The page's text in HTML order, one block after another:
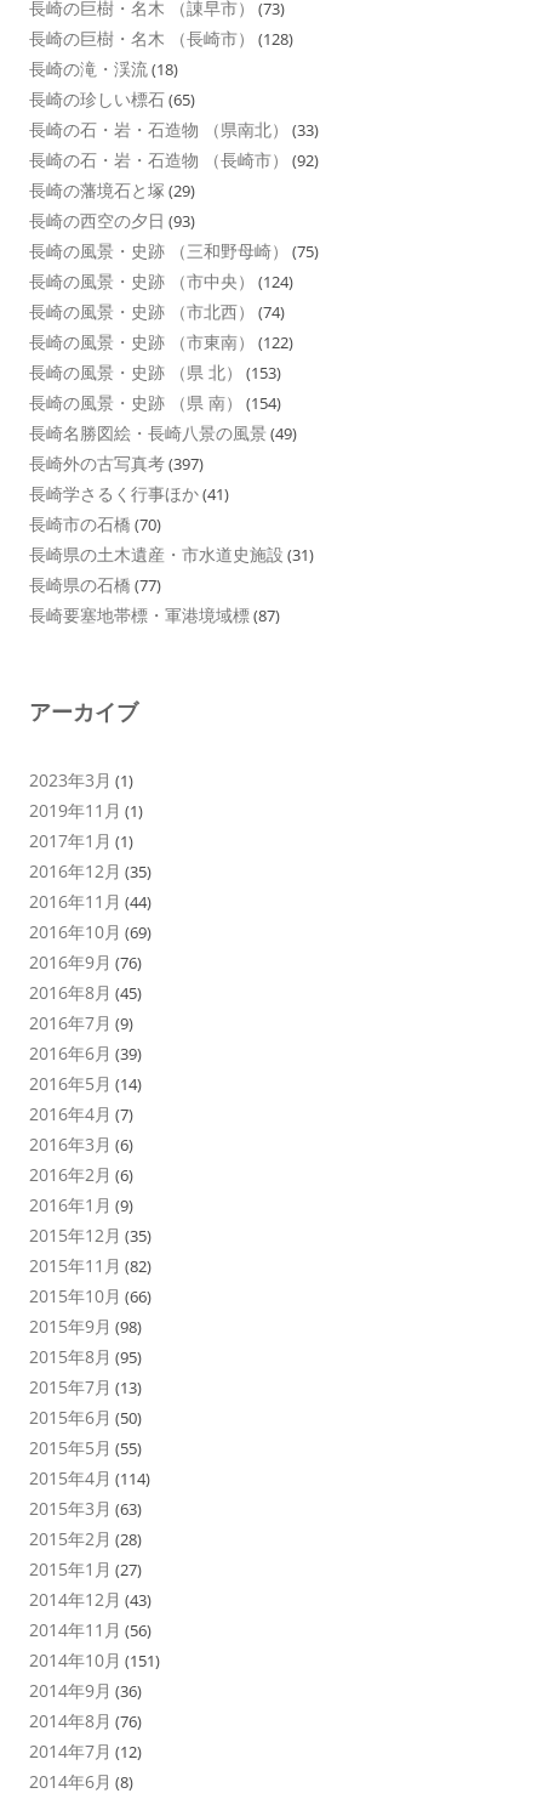
長崎の巨樹・名木 （諌早市） (73)
長崎の巨樹・名木 （長崎市） (128)
長崎の滝・渓流(18)
長崎の珍しい標石(65)
長崎の石・岩・石造物 （県南北） (33)
長崎の石・岩・石造物 （長崎市） (92)
長崎の藩境石と塚 (29)
長崎の西空の夕日 (93)
長崎の風景・史跡 （三和野母崎） (75)
長崎の風景・史跡 （市中央） (124)
長崎の風景・史跡 （市北西） (74)
長崎の風景・史跡 （市東南） (122)
長崎の風景・史跡 （県 北） (153)
長崎の風景・史跡 （県 南） (154)
長崎名勝図絵・長崎八景の風景 (49)
長崎外の古写真考(397)
長崎学さるく行事ほか(41)
長崎市の石橋 (70)
長崎県の土木遺産・市水道史施設 (31)
長崎県の石橋 (77)
長崎要塞地帯標・軍港境域標(87)
アーカイブ
2023年3月 (1)
2019年11月 (1)
2017年1月 (1)
2016年12月 (35)
2016年11月 (44)
2016年10月 (69)
2016年9月 (76)
2016年8月 (45)
2016年7月 (9)
2016年6月 (39)
2016年5月 (14)
2016年4月 (7)
2016年3月 (6)
2016年2月 (6)
2016年1月 (9)
2015年12月 (35)
2015年11月 (82)
2015年10月 (66)
2015年9月 (98)
2015年8月 (95)
2015年7月 (13)
2015年6月 (50)
2015年5月 (55)
2015年4月 (114)
2015年3月 (63)
2015年2月 (28)
2015年1月 (27)
2014年12月 (43)
2014年11月 (56)
2014年10月 (151)
2014年9月 (36)
2014年8月 (76)
2014年7月 (12)
2014年6月 (8)